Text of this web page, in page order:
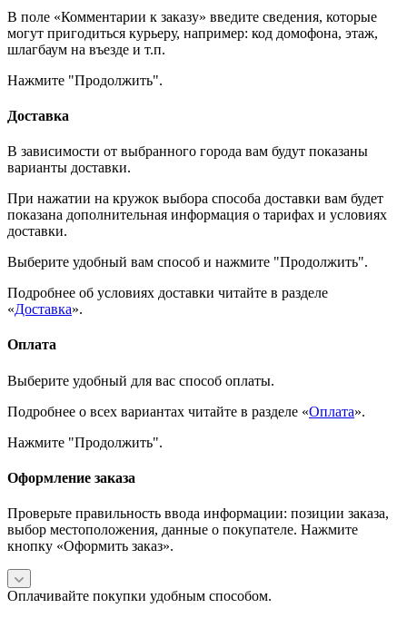
В поле «Комментарии к заказу» введите сведения, которые
могут пригодиться курьеру, например: код домофона, этаж,
шлагбаум на въезде и т.п.
Нажмите "Продолжить".
Доставка
В зависимости от выбранного города вам будут показаны
варианты доставки.
При нажатии на кружок выбора способа доставки вам будет
показана дополнительная информация о тарифах и условиях
доставки.
Выберите удобный вам способ и нажмите "Продолжить".
Подробнее об условиях доставки читайте в разделе
«Доставка».
Оплата
Выберите удобный для вас способ оплаты.
Подробнее о всех вариантах читайте в разделе «Оплата».
Нажмите "Продолжить".
Оформление заказа
Проверьте правильность ввода информации: позиции заказа,
выбор местоположения, данные о покупателе. Нажмите
кнопку «Оформить заказ».
Оплачивайте покупки удобным способом.